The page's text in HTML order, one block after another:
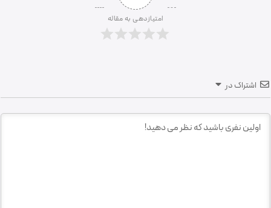
امتیازدهی به مقاله
اشتراک در